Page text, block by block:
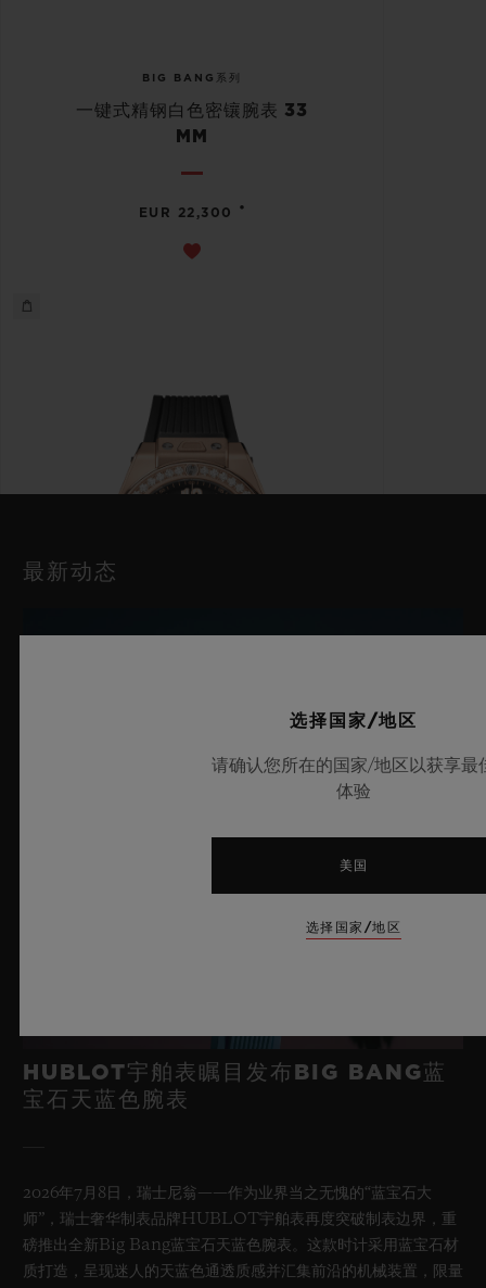
BIG BANG系列
一键式精钢白色密镶腕表 33
MM
EUR 22,300 •
•
最新动态
HUBLOT宇舶表瞩目发布BIG BANG蓝
宝石天蓝色腕表
2026年7月8日，瑞士尼翁——作为业界当之无愧的“蓝宝石大
师”，瑞士奢华制表品牌HUBLOT宇舶表再度突破制表边界，重
磅推出全新Big Bang蓝宝石天蓝色腕表。这款时计采用蓝宝石材
质打造，呈现迷人的天蓝色通透质感并汇集前沿的机械装置，限量
选择国家/地区
请确认您所在的国家/地区以获享最
体验
美国
选择国家/地区